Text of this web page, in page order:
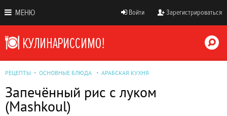
МЕНЮ Войти Зарегистрироваться
РЕЦЕПТЫ ОСНОВНЫЕ БЛЮДА АРАБСКАЯ КУХНЯ
Запечённый рис с луком
(Mashkoul)